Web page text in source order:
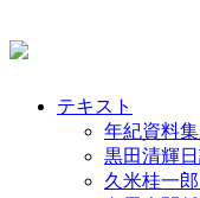
テキスト
年紀資料
黒田清輝
久米桂一